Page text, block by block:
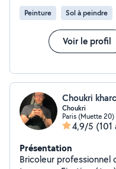
Peinture Sol à peindre
Voir le profil
Choukri
Choukri
Paris (Muette 20)
4,9/5 (101
Présentation
Bricoleur